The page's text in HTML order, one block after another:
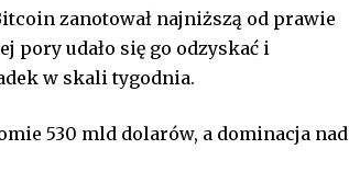
zanotował najniższą od prawie
pory udało się go odzyskać i
w skali tygodnia.
530 mld dolarów, a dominacja nad